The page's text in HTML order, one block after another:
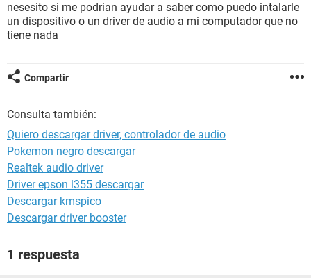
nesesito si me podrian ayudar a saber como puedo intalarle
un dispositivo o un driver de audio a mi computador que no
tiene nada
Compartir
Consulta también:
Quiero descargar driver, controlador de audio
Pokemon negro descargar
Realtek audio driver
Driver epson l355 descargar
Descargar kmspico
Descargar driver booster
1 respuesta